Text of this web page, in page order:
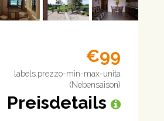
€99
labels.prezzo-min-max-unita
(Nebensaison)
Preisdetails